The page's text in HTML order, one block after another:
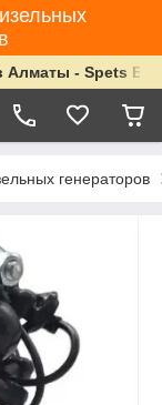
Алматы - Spets
генераторов